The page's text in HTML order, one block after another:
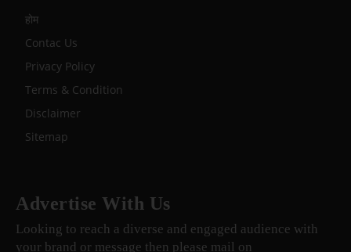
होम
Contac Us
Privacy Policy
Terms & Condition
Disclaimer
Sitemap
Advertise With Us
Looking to reach a diverse and engaged audience with
your brand or message then please mail on